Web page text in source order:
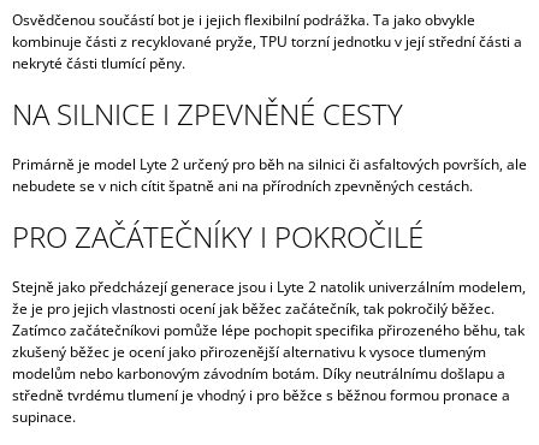
Osvědčenou součástí bot je i jejich flexibilní podrážka. Ta jako obvykle
kombinuje části z recyklované pryže, TPU torzní jednotku v její střední části a
nekryté části tlumící pěny.
NA SILNICE I ZPEVNĚNÉ CESTY
Primárně je model Lyte 2 určený pro běh na silnici či asfaltových površích, ale
nebudete se v nich cítit špatně ani na přírodních zpevněných cestách.
PRO ZAČÁTEČNÍKY I POKROČILÉ
Stejně jako předcházejí generace jsou i Lyte 2 natolik univerzálním modelem,
že je pro jejich vlastnosti ocení jak běžec začátečník, tak pokročilý běžec.
Zatímco začátečníkovi pomůže lépe pochopit specifika přirozeného běhu, tak
zkušený běžec je ocení jako přirozenější alternativu k vysoce tlumeným
modelům nebo karbonovým závodním botám. Díky neutrálnímu došlapu a
středně tvrdému tlumení je vhodný i pro běžce s běžnou formou pronace a
supinace.